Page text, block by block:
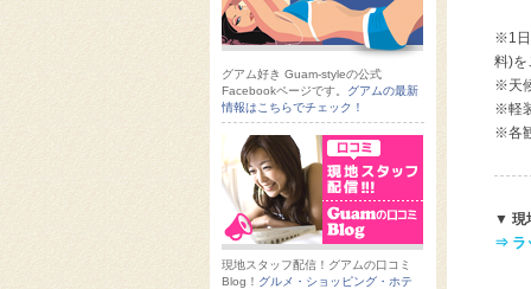
グアム好き Guam-styleの公式
Facebookページです。 グアムの最新
情報はこちらでチェック！
現地スタッフ配信！グアムの口コミ
Blog！ グルメ・ショッピング・ホテ
※1日
料)を
※天
※軽
※各
▼ 現
⇒ ラ